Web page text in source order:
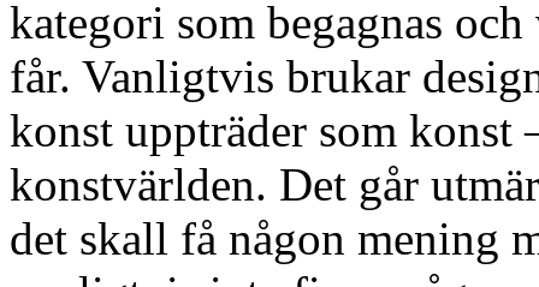
kategori som begagnas
får. Vanligtvis brukar
konst uppträder som konst
konstvärlden. Det går
det skall få någon mening